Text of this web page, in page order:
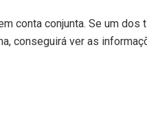
conta conjunta. Se um
conseguirá ver as